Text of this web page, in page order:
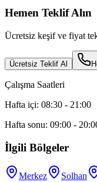
Hemen Teklif Alın
Ücretsiz keşif ve fiyat
Ücretsiz Teklif Al
Çalışma Saatleri
Hafta içi: 08:30 - 21:00
Hafta sonu: 09:00 -
İlgili Bölgeler
Merkez Solhan